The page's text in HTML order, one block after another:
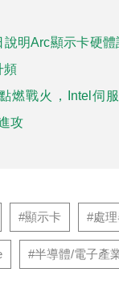
說明Arc顯示卡硬
頻
燃戰火，Intel伺
攻
#顯示卡 #處理
#半導體/電子產